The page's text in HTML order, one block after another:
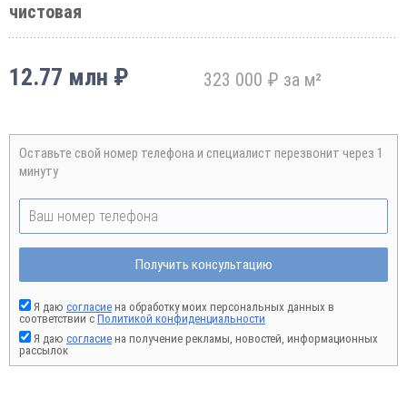
чистовая
12.77 млн ₽ 323 000 ₽ за м²
Оставьте свой номер телефона и специалист перезвонит через 1
минуту
Получить консультацию
Я даю согласие на обработку моих персональных данных в
соответствии с Политикой конфиденциальности
Я даю согласие на получение рекламы, новостей, информационных
рассылок